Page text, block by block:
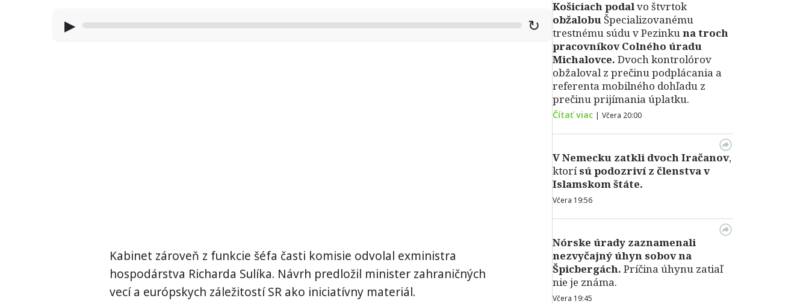
▶ ↻
Kabinet zároveň z funkcie šéfa časti komisie odvolal exministra
hospodárstva Richarda Sulíka. Návrh predložil minister zahraničných
vecí a európskych záležitostí SR ako iniciatívny materiál.
Košiciach podalvo štvrtok
obžalobu Špecializovanému
trestnému súdu v Pezinkuna troch
pracovníkov Colného úradu
Michalovce. Dvoch kontrolórov
obžaloval z prečinu podplácania a
referenta mobilného dohľadu z
prečinu prijímania úplatku.
Čítať viac | Včera 20:00
V Nemecku zatkli dvoch Iračanov,
ktorísú podozriví z členstva v
Islamskom štáte.
Včera 19:56
Nórske úrady zaznamenali
nezvyčajný úhyn sobov na
Špicbergách. Príčina úhynu zatiaľ
nie je známa.
Včera 19:45